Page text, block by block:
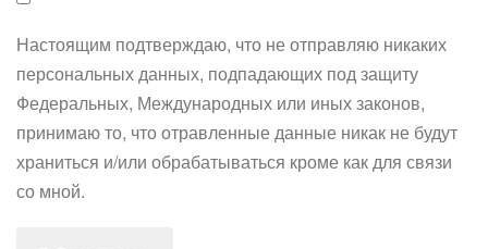
Настоящим подтверждаю, что не отправляю никаких
персональных данных, подпадающих под защиту
Федеральных, Международных или иных законов,
принимаю то, что отравленные данные никак не будут
храниться и/или обрабатываться кроме как для связи
со мной.